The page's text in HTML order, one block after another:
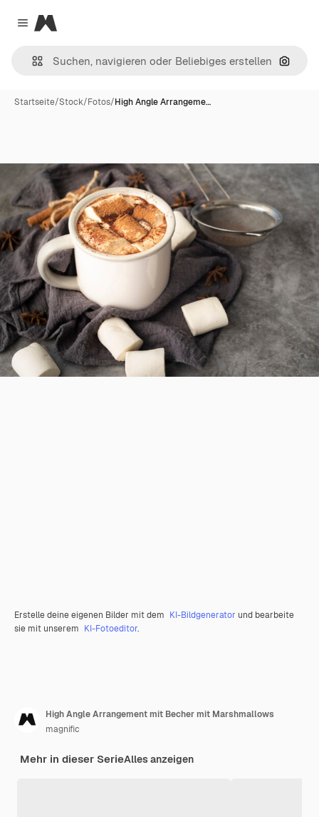
Close menu
Magnific
Nach
Startseite/Stock/Fotos/High Angle Arrangeme…
Erstelle deine eigenen Bilder mit dem KI-Bildgenerator und bearbeite
sie mit unserem KI-Fotoeditor.
High Angle Arrangement mit Becher mit Marshmallows
magnific
Mehr in dieser SerieAlles anzeigen